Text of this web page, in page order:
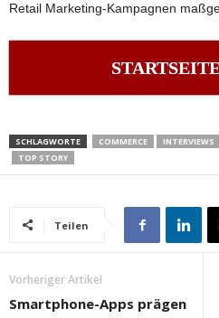
Retail Marketing-Kampagnen
SCHLAGWORTE COMMERCE INTERVIEWS
TOP STORY
Teilen
Vorheriger Artikel
Smartphone-Apps prägen